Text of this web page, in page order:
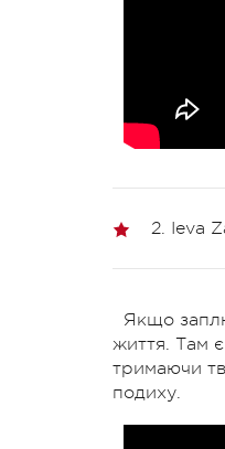
2. Ieva
Якщо
життя. Там
тримаючи
подиху.